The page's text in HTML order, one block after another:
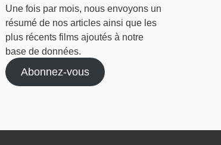
Une fois par mois, nous envoyons un
résumé de nos articles ainsi que les
plus récents films ajoutés à notre
base de données.
Abonnez-vous